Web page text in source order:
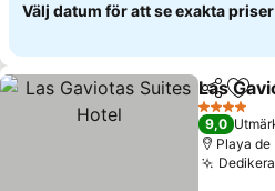
Välj datum för att se exakta priser
Dela
Las
4 Stjärnor
9,0
Playa de